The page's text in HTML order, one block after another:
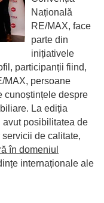
Națională
RE/MAX, face
parte din
inițiativele
participanții fiind,
MAX, persoane
cunoștințele despre
La ediția
posibilitatea de
de calitate,
în domeniul
internaționale ale